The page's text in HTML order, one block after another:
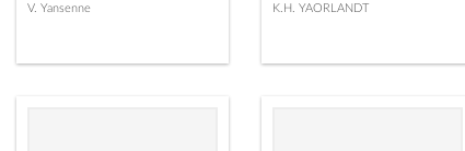
V. Yansenne K.H. YAORLANDT